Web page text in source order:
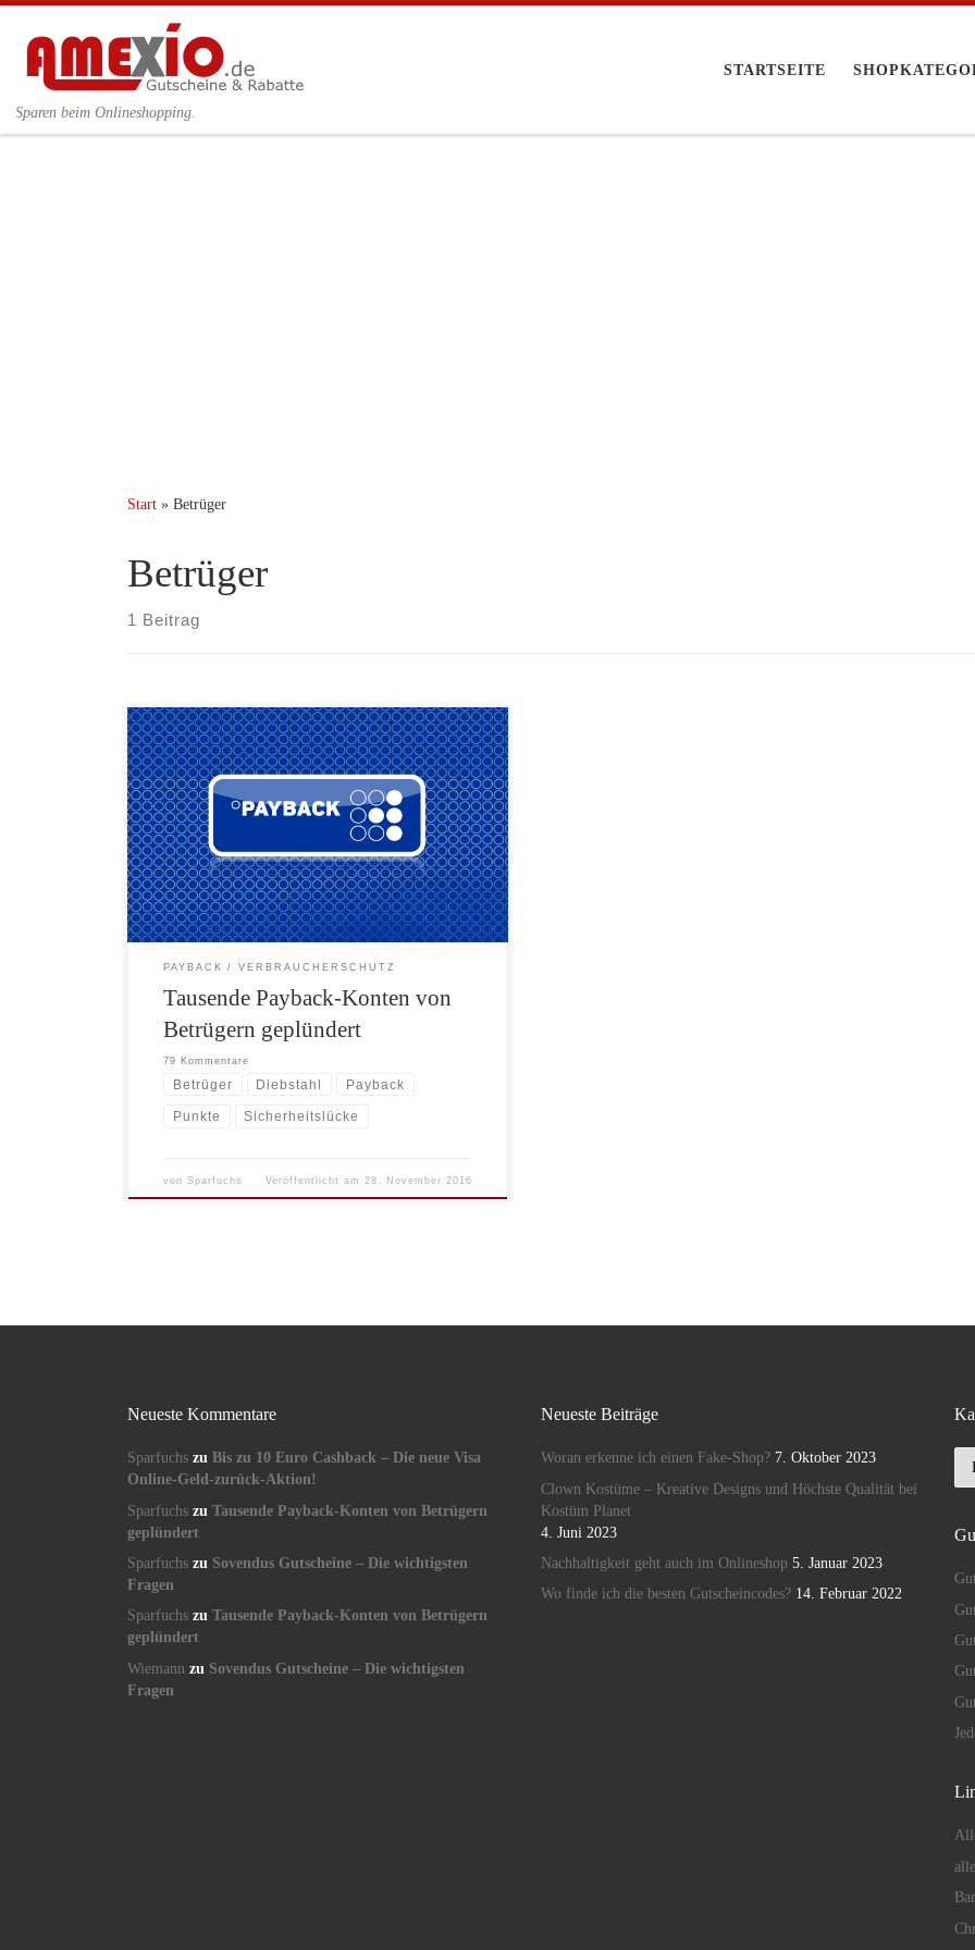
Zum Inhalt springen
Sparen beim Onlineshopping.
STARTSEITE
Start » Betrüger
Betrüger
1 Beitrag
Durch eine Sicherheitslücke beim beliebten Payback
Rabattportal wurden bereits mehr als 5.000 Payback-
Konten leergeräumt. Der Punkte Diebstahl läuft dabei
immer nach einem ähnlichen Muster ab. Die Betrüger
erlangen auf noch unbekannte Art Zugriff auf das
Payback-Konto und erstellen mit dem Guthaben auf
dem Konto einen Einkaufsgutschein für die Einlösung
z.B. […]
PAYBACK VERBRAUCHERSCHUTZ
Tausende Payback-Konten von
Betrügern geplündert
79 Kommentare
Betrüger Diebstahl Payback
Punkte Sicherheitslücke
vonSparfuchs Veröffentlicht am 28. November 2016
Neueste Kommentare
Sparfuchs zu Bis zu 10 Euro Cashback – Die neue Visa
Online-Geld-zurück-Aktion!
Sparfuchs zu Tausende Payback-Konten von Betrügern
geplündert
Sparfuchs zu Sovendus Gutscheine – Die wichtigsten
Fragen
Sparfuchs zu Tausende Payback-Konten von Betrügern
geplündert
Wiemann zu Sovendus Gutscheine – Die wichtigsten
Fragen
Neueste Beiträge
Woran erkenne ich einen Fake-Shop? 7. Oktober 2023
Clown Kostüme – Kreative Designs und Höchste Qualität bei
Kostüm Planet
4. Juni 2023
Nachhaltigkeit geht auch im Onlineshop 5. Januar 2023
Wo finde ich die besten Gutscheincodes? 14. Februar 2022